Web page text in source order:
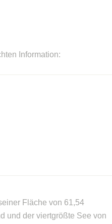
Information:
Fläche von 61,54
und der viertgrößte See von